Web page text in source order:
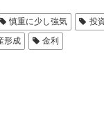
慎重に少し強気 投
形成 金利